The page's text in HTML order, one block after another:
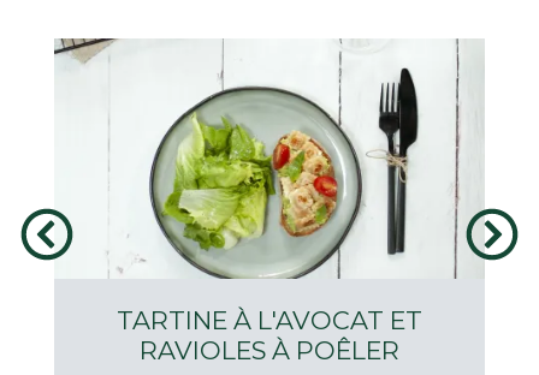
TARTINE À L'AVOCAT ET
RAVIOLES À POÊLER